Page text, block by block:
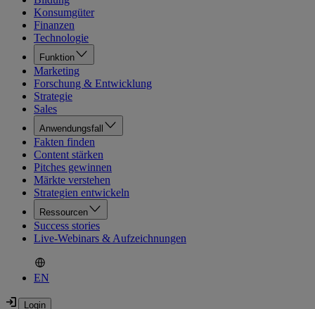
Konsumgüter
Finanzen
Technologie
Funktion
Marketing
Forschung & Entwicklung
Strategie
Sales
Anwendungsfall
Fakten finden
Content stärken
Pitches gewinnen
Märkte verstehen
Strategien entwickeln
Ressourcen
Success stories
Live-Webinars & Aufzeichnungen
EN